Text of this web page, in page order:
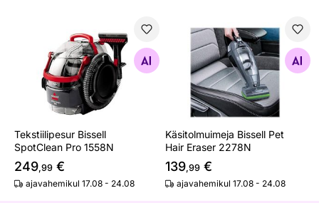
Tekstiilipesur Bissell SpotClean Pro 1558N
Otsi sarnaseid
Tekstiilipesur Bissell
SpotClean Pro 1558N
249,99 €
ajavahemikul 17.08 - 24.08
Käsitolmuimeja Bissell Pet
Otsi sarnaseid
Käsitolmuimeja Bissell Pet
Hair Eraser 2278N
139,99 €
ajavahemikul 17.08 - 24.08